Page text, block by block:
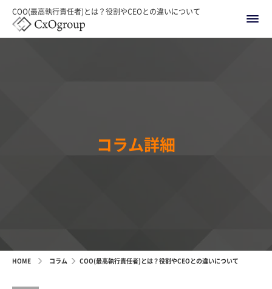
COO(最高執行責任者)とは？役割やCEOとの違いについて
コラム詳細
HOME コラム COO(最高執行責任者)とは？役割やCEOとの違いについて